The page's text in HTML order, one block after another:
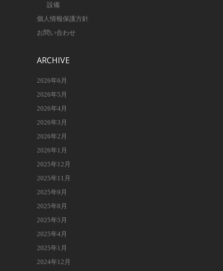
設備
個人情報保護方針
お問い合わせ
ARCHIVE
2026年6月
2026年5月
2026年4月
2026年3月
2026年2月
2026年1月
2025年12月
2025年11月
2025年9月
2025年8月
2025年5月
2025年4月
2025年1月
2024年12月